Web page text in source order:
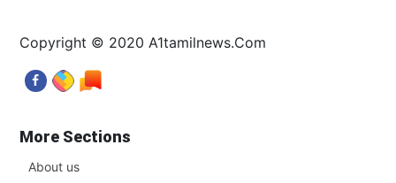
Copyright © 2020 A1tamilnews.Com
More Sections
About us